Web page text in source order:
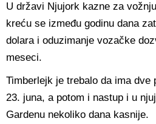
U državi Njujork kazne za
kreću se između godinu dana
dolara i oduzimanje vozačke
meseci.
Timberlejk je trebalo da ima dve
23. juna, a potom i nastup i u
Gardenu nekoliko dana kasnije.